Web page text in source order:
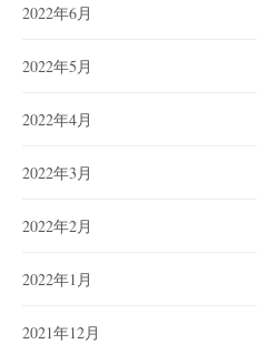
2022年6月
2022年5月
2022年4月
2022年3月
2022年2月
2022年1月
2021年12月